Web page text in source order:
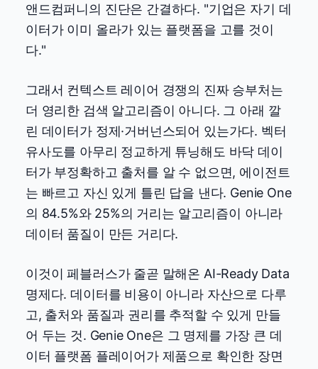
앤드컴퍼니의 진단은 간결하다. "기업은 자기 데
이터가 이미 올라가 있는 플랫폼을 고를 것이
다."
그래서 컨텍스트 레이어 경쟁의 진짜 승부처는
더 영리한 검색 알고리즘이 아니다. 그 아래 깔
린 데이터가 정제·거버넌스되어 있는가다. 벡터
유사도를 아무리 정교하게 튜닝해도 바닥 데이
터가 부정확하고 출처를 알 수 없으면, 에이전트
는 빠르고 자신 있게 틀린 답을 낸다. Genie One
의 84.5%와 25%의 거리는 알고리즘이 아니라
데이터 품질이 만든 거리다.
이것이 페블러스가 줄곧 말해온 AI-Ready Data
명제다. 데이터를 비용이 아니라 자산으로 다루
고, 출처와 품질과 권리를 추적할 수 있게 만들
어 두는 것. Genie One은 그 명제를 가장 큰 데
이터 플랫폼 플레이어가 제품으로 확인한 장면